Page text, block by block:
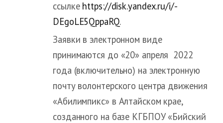
ссылке https://disk.yandex.ru/i/-
DEgoLE5QppaRQ.
Заявки в электронном виде
принимаются до «20» апреля 2022
года (включительно) на электронную
почту волонтерского центра движения
«Абилимпикс» в Алтайском крае,
созданного на базе КГБПОУ «Бийский